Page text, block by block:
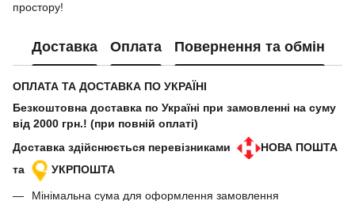
простору!
Доставка Оплата Повернення та обмін
ОПЛАТА ТА ДОСТАВКА ПО УКРАЇНІ
Безкоштовна доставка по Україні при замовленні на суму
від 2000 грн.! (при повній оплаті)
Доставка здійснюється перевізниками
НОВА ПОШТА
та
УКРПОШТА
Мінімальна сума для оформлення замовлення